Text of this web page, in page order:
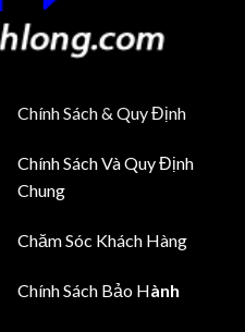
Chính Sách & Quy Định
Chính Sách Và Quy Định
Chung
Chăm Sóc Khách Hàng
Chính Sách Bảo Hành